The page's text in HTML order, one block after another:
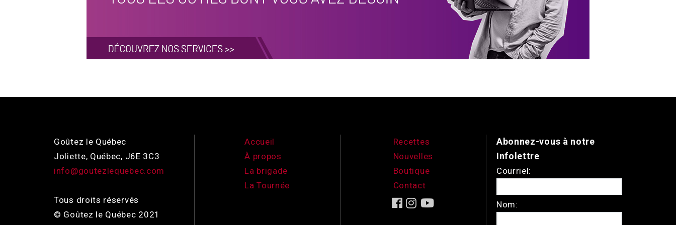
Goûtez le Québec
Joliette, Québec, J6E 3C3
info@goutezlequebec.com
Tous droits réservés
© Goûtez le Québec 2021
Accueil
À propos
La brigade
La Tournée
Recettes
Nouvelles
Boutique
Contact
Abonnez-vous à notre
Infolettre
Courriel:
Nom: